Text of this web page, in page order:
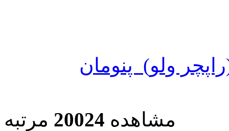
ولو) پنومان
مشاهده 20024 مرتبه